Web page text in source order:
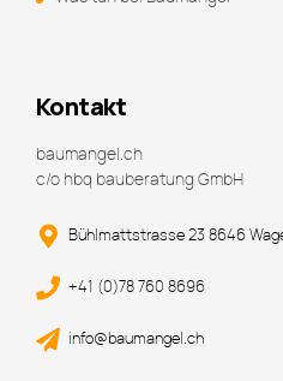
Kontakt
baumangel.ch
c/o hbq bauberatung GmbH
Bühlmattstrasse 23 8646
+41 (0)78 760 8696
info@baumangel.ch